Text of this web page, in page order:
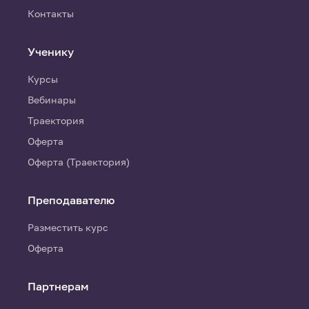
Контакты
Ученику
Курсы
Вебинары
Траектория
Оферта
Оферта (Траектория)
Преподавателю
Разместить курс
Оферта
Партнерам